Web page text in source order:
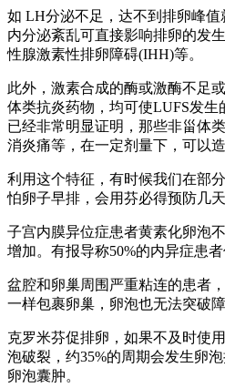
如 LH分泌不足，达不到排卵峰
内分泌紊乱可直接影响排卵的发
性腺激素性排卵障碍(IHH)等。
此外，激素合成的酶或激酶不足
体类抗炎药物，均可使LUFS发
已经非常明显证明，那些非甾体
消炎痛等，在一定剂量下，可以
利用这个特征，有时候我们在部
怕卵子早排，会用芬必得预防几天
子宫内膜异位症患者黄素化卵泡
增加。有报导称50%的内异症患者
盆腔和卵巢周围严重粘连的患者
一样包裹卵巢，卵泡也无法突破
克罗米芬促排卵，如果不及时使
泡破裂，约35%的周期会发生卵
卵泡囊肿。